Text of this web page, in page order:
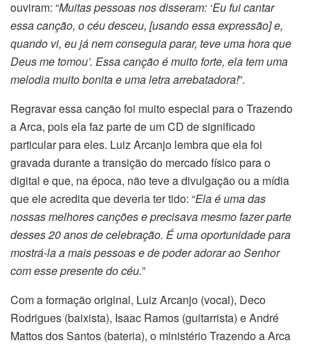
ouviram: “Muitas pessoas nos disseram: ‘Eu fui cantar
essa canção, o céu desceu, [usando essa expressão] e,
quando vi, eu já nem conseguia parar, teve uma hora que
Deus me tomou’. Essa canção é muito forte, ela tem uma
melodia muito bonita e uma letra arrebatadora!”.
Regravar essa canção foi muito especial para o Trazendo
a Arca, pois ela faz parte de um CD de significado
particular para eles. Luiz Arcanjo lembra que ela foi
gravada durante a transição do mercado físico para o
digital e que, na época, não teve a divulgação ou a mídia
que ele acredita que deveria ter tido: “Ela é uma das
nossas melhores canções e precisava mesmo fazer parte
desses 20 anos de celebração. É uma oportunidade para
mostrá-la a mais pessoas e de poder adorar ao Senhor
com esse presente do céu.”
Com a formação original, Luiz Arcanjo (vocal), Deco
Rodrigues (baixista), Isaac Ramos (guitarrista) e André
Mattos dos Santos (bateria), o ministério Trazendo a Arca